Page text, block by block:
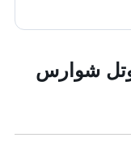
شوارس